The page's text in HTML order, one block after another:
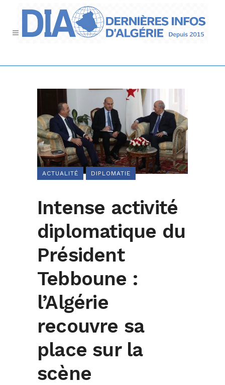
ACTUALITÉ DIPLOMATIE
Intense activité
diplomatique du
Président
Tebboune :
l’Algérie
recouvre sa
place sur la
scène